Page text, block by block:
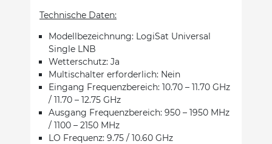
Technische Daten:
Modellbezeichnung: LogiSat Universal
Single LNB
Wetterschutz: Ja
Multischalter erforderlich: Nein
Eingang Frequenzbereich: 10.70 – 11.70 GHz
/ 11.70 – 12.75 GHz
Ausgang Frequenzbereich: 950 – 1950 MHz
/ 1100 – 2150 MHz
LO Frequenz: 9.75 / 10.60 GHz